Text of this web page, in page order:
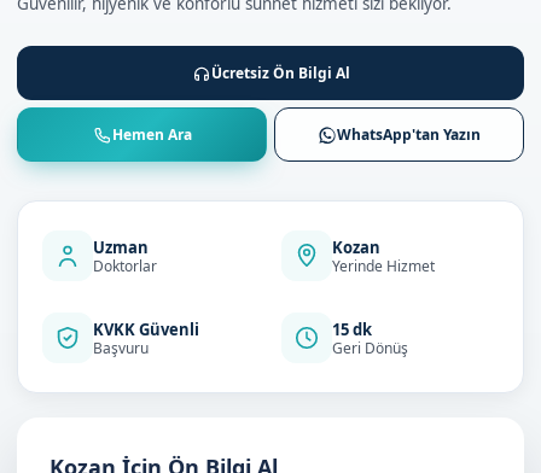
Ücretsiz Ön Bilgi Al
Hemen Ara WhatsApp'tan Yazın
Uzman
Doktorlar
Kozan
Yerinde Hizmet
KVKK Güvenli
Başvuru
15 dk
Geri Dönüş
Kozan İçin Ön Bilgi Al